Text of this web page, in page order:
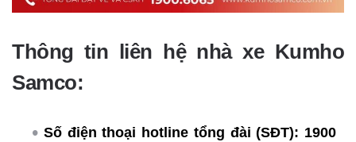
Thông tin liên hệ nhà xe Kumho
Samco:
Số điện thoại hotline tổng đài (SĐT): 1900